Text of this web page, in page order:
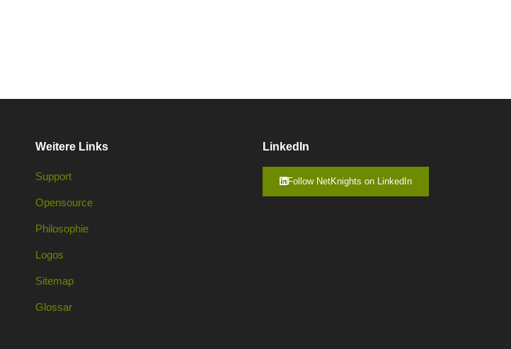
Weitere Links
Support
Opensource
Philosophie
Logos
Sitemap
Glossar
LinkedIn
Follow NetKnights on LinkedIn